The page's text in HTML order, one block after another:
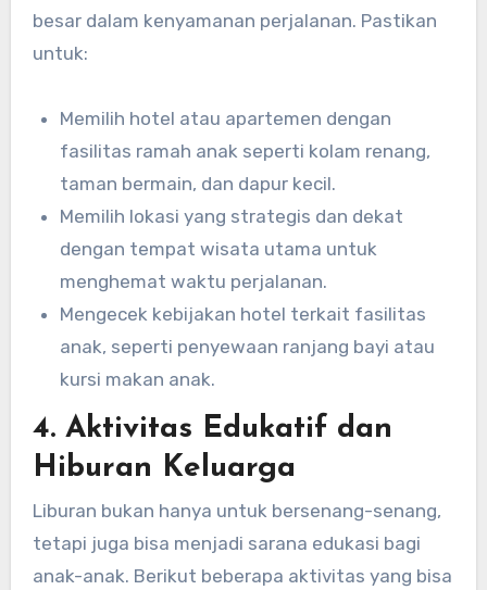
besar dalam kenyamanan perjalanan. Pastikan
untuk:
Memilih hotel atau apartemen dengan
fasilitas ramah anak seperti kolam renang,
taman bermain, dan dapur kecil.
Memilih lokasi yang strategis dan dekat
dengan tempat wisata utama untuk
menghemat waktu perjalanan.
Mengecek kebijakan hotel terkait fasilitas
anak, seperti penyewaan ranjang bayi atau
kursi makan anak.
4. Aktivitas Edukatif dan
Hiburan Keluarga
Liburan bukan hanya untuk bersenang-senang,
tetapi juga bisa menjadi sarana edukasi bagi
anak-anak. Berikut beberapa aktivitas yang bisa